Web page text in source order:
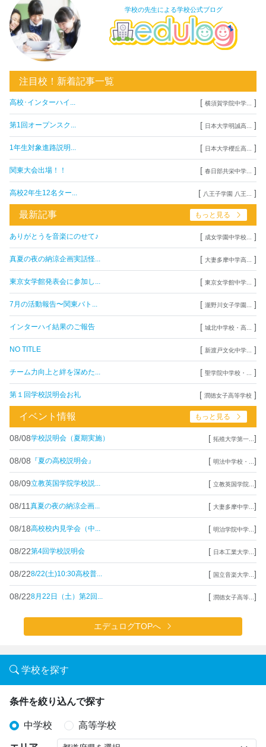
学校の先生による学校公式ブログ
注目校！新着記事一覧
高校･インターハイ... [ 横須賀学院中学... ]
第1回オープンスク... [ 日本大学明誠高... ]
1年生対象進路説明... [ 日本大学櫻丘高... ]
関東大会出場！！ [ 春日部共栄中学... ]
高校2年生12名ター... [ 八王子学園 八王... ]
最新記事 もっと見る
ありがとうを音楽にのせて♪ [ 成女学園中学校... ]
真夏の夜の納涼企画実話怪... [ 大妻多摩中学高... ]
東京女学館発表会に参加し... [ 東京女学館中学... ]
7月の活動報告〜関東バト... [ 瀧野川女子学園... ]
インターハイ結果のご報告 [ 城北中学校・高... ]
NO TITLE [ 新渡戸文化中学... ]
チーム力向上と絆を深めた... [ 聖学院中学校・... ]
第１回学校説明会お礼 [ 潤徳女子高等学校 ]
イベント情報 もっと見る
08/08学校説明会（夏期実施） [ 拓殖大学第一... ]
08/08 『夏の高校説明会』 [ 明法中学校・... ]
08/09立教英国学院学校説... [ 立教英国学院... ]
08/11 真夏の夜の納涼企画... [ 大妻多摩中学... ]
08/18高校校内見学会（中... [ 明治学院中学... ]
08/22第4回学校説明会 [ 日本工業大学... ]
08/228/22(土)10:30高校普... [ 国立音楽大学... ]
08/228月22日（土）第2回... [ 潤徳女子高等... ]
エデュログTOPへ
学校を探す
条件を絞り込んで探す
中学校 高等学校